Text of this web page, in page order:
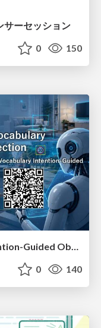
サーセッション
0 150
[MIRU26] Open-Vocabulary Intention-Guided Object Detection in Diverse Scenes
0 140